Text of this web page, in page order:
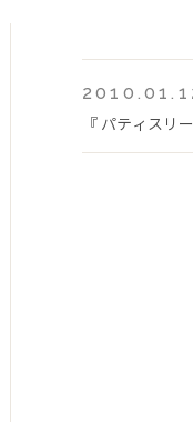
『 パティスリ